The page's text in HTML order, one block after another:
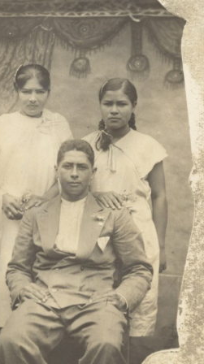
para buscar o ESC para salir -